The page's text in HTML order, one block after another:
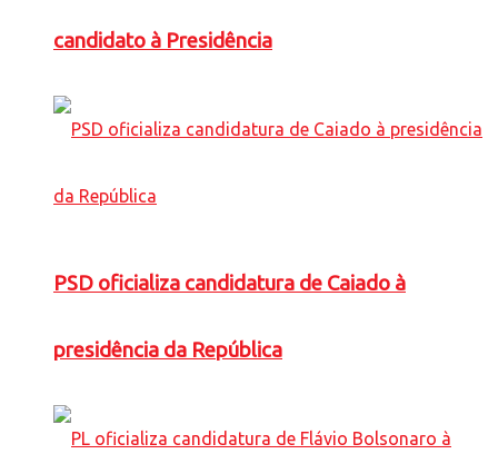
candidato à Presidência
PSD oficializa candidatura de Caiado à
presidência da República